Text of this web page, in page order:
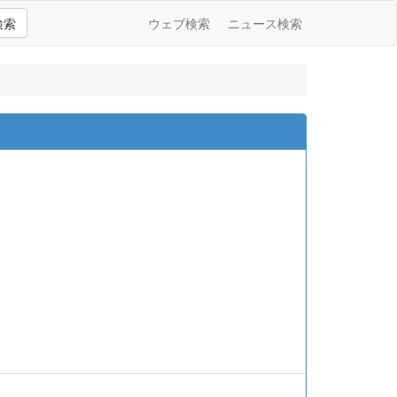
索 ウェブ検索 ニュース検索